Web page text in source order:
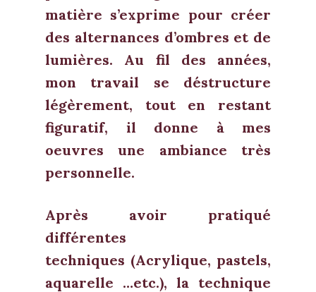
matière s’exprime pour créer
des alternances d’ombres et de
lumières. Au fil des années,
mon travail se déstructure
légèrement, tout en restant
figuratif, il donne à mes
oeuvres une ambiance très
personnelle.
Après avoir pratiqué
différentes
techniques (Acrylique, pastels,
aquarelle …etc.), la technique